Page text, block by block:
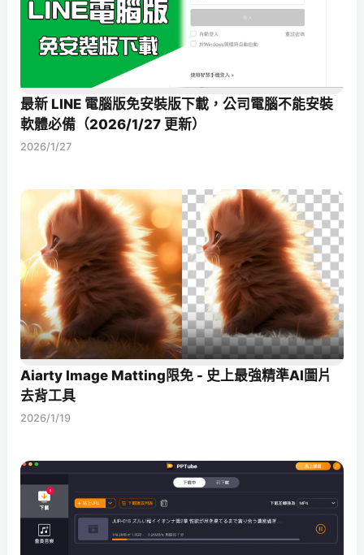
最新 LINE 電腦版免安裝版下載，公司電腦不能安裝
軟體必備（2026/1/27 更新）
2026/1/27
Aiarty Image Matting限免 - 史上最強精準AI圖片
去背工具
2026/1/19